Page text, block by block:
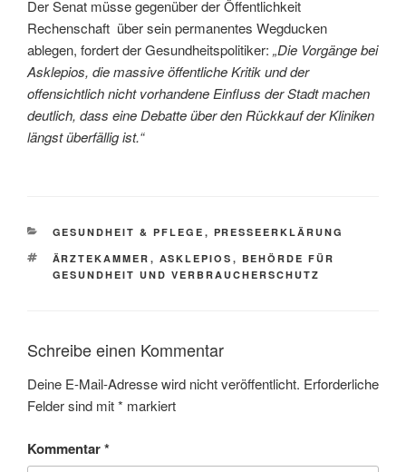
Der Senat müsse gegenüber der Öffentlichkeit
Rechenschaft über sein permanentes Wegducken
ablegen, fordert der Gesundheitspolitiker: „Die Vorgänge bei
Asklepios, die massive öffentliche Kritik und der
offensichtlich nicht vorhandene Einfluss der Stadt machen
deutlich, dass eine Debatte über den Rückkauf der Kliniken
längst überfällig ist.“
KATEGORIEN
GESUNDHEIT & PFLEGE , PRESSEERKLÄRUNG
SCHLAGWÖRTER
ÄRZTEKAMMER , ASKLEPIOS , BEHÖRDE FÜR
GESUNDHEIT UND VERBRAUCHERSCHUTZ
Schreibe einen Kommentar
Deine E-Mail-Adresse wird nicht veröffentlicht. Erforderliche
Felder sind mit* markiert
Kommentar*